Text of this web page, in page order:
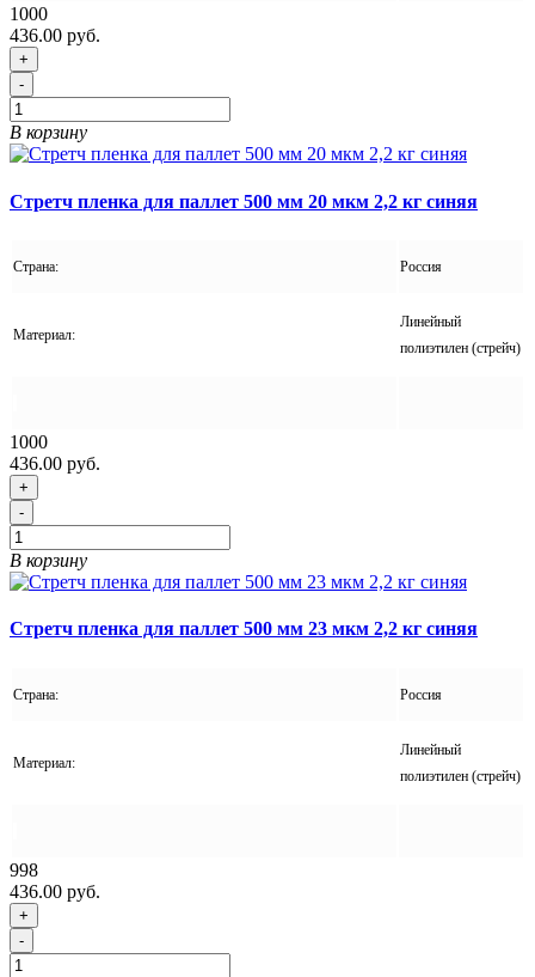
1000
436.00 руб.
+
-
В корзину
Стретч пленка для паллет 500 мм 20 мкм 2,2 кг синяя
Страна: Россия
Материал:
Линейный
полиэтилен (стрейч)
1000
436.00 руб.
+
-
В корзину
Стретч пленка для паллет 500 мм 23 мкм 2,2 кг синяя
Страна: Россия
Материал:
Линейный
полиэтилен (стрейч)
998
436.00 руб.
+
-